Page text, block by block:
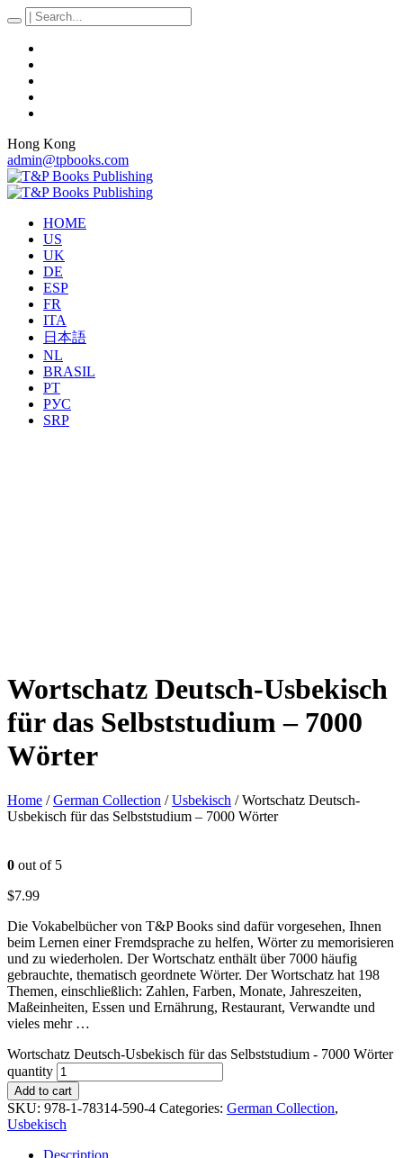
Hong Kong
admin@tpbooks.com
HOME
US
UK
DE
ESP
FR
ITA
日本語
NL
BRASIL
PT
РУС
SRP
Wortschatz Deutsch-Usbekisch
für das Selbststudium – 7000
Wörter
Home /German Collection /Usbekisch / Wortschatz Deutsch-
Usbekisch für das Selbststudium – 7000 Wörter
0 out of 5
$7.99
Die Vokabelbücher von T&P Books sind dafür vorgesehen, Ihnen
beim Lernen einer Fremdsprache zu helfen, Wörter zu memorisieren
und zu wiederholen. Der Wortschatz enthält über 7000 häufig
gebrauchte, thematisch geordnete Wörter. Der Wortschatz hat 198
Themen, einschließlich: Zahlen, Farben, Monate, Jahreszeiten,
Maßeinheiten, Essen und Ernährung, Restaurant, Verwandte und
vieles mehr …
Wortschatz Deutsch-Usbekisch für das Selbststudium - 7000 Wörter
quantity
Add to cart
SKU: 978-1-78314-590-4 Categories: German Collection,
Usbekisch
Description